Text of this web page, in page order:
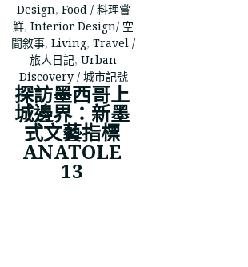
Design, Food / 料理嘗
鮮,Interior Design/ 空
間敘事,Living,Travel /
旅人日記,Urban
Discovery / 城市記號
探訪墨西哥上
城邊界：新墨
式文藝指標
ANATOLE
13
、商務合作，請 email 至
© 2023THEPOLYSH.COM
BACK TO TOP